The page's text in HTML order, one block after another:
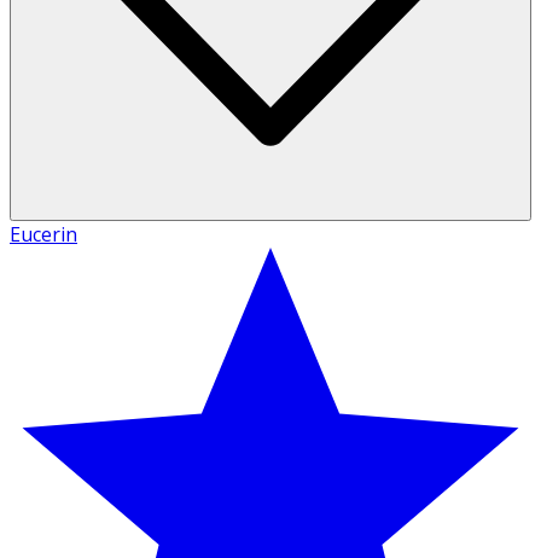
Eucerin